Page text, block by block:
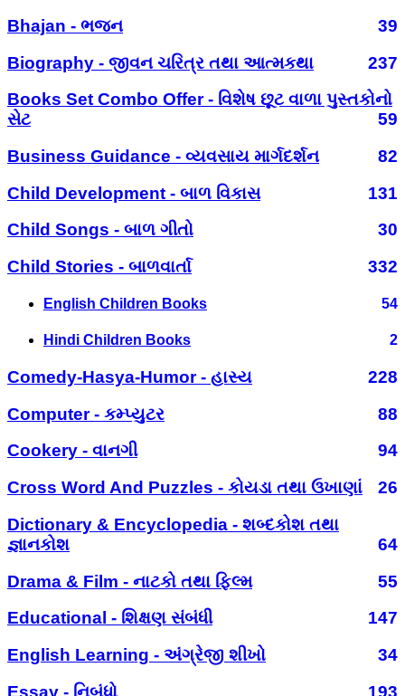
Bhajan - ભજન
39
Biography - જીવન ચરિત્ર તથા આત્મકથા
237
Books Set Combo Offer - વિશેષ છૂટ વાળા પુસ્તકોનો
સેટ
59
Business Guidance - વ્યવસાય માર્ગદર્શન
82
Child Development - બાળ વિકાસ
131
Child Songs - બાળ ગીતો
30
Child Stories - બાળવાર્તા
332
English Children Books 54
Hindi Children Books 2
Comedy-Hasya-Humor - હાસ્ય
228
Computer - કમ્પ્યુટર
88
Cookery - વાનગી
94
Cross Word And Puzzles - કોયડા તથા ઉખાણાં
26
Dictionary & Encyclopedia - શબ્દકોશ તથા
જ્ઞાનકોશ
64
Drama & Film - નાટકો તથા ફિલ્મ
55
Educational - શિક્ષણ સંબંધી
147
English Learning - અંગ્રેજી શીખો
34
Essay - નિબંધો
193